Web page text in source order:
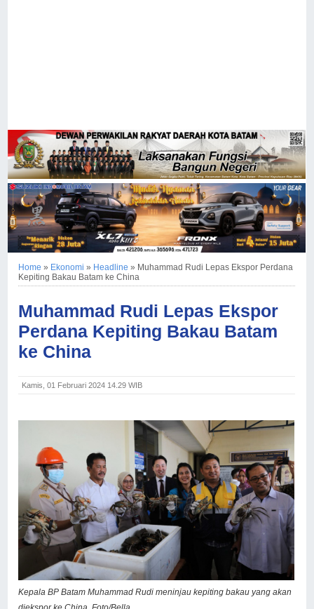
Home » Ekonomi » Headline » Muhammad Rudi Lepas Ekspor Perdana
Kepiting Bakau Batam ke China
Muhammad Rudi Lepas Ekspor
Perdana Kepiting Bakau Batam
ke China
Kamis, 01 Februari 2024 14.29 WIB
Kepala BP Batam Muhammad Rudi meninjau kepiting bakau yang akan